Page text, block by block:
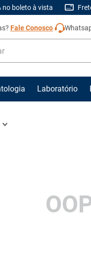
no boleto à vista
Fale Conosco
Laboratório